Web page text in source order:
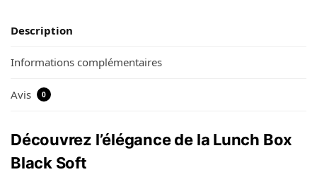
Description
Informations complémentaires
Avis 0
Découvrez l’élégance de la Lunch Box
Black Soft